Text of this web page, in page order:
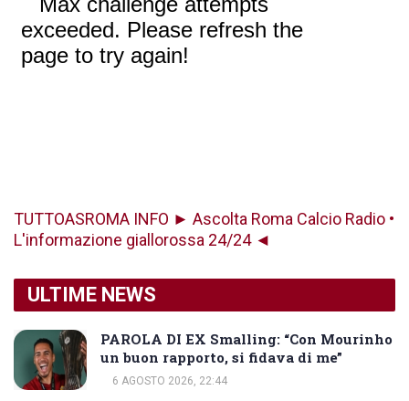
TUTTOASROMA INFO ► Ascolta Roma Calcio Radio •
L'informazione giallorossa 24/24 ◄
ULTIME NEWS
PAROLA DI EX Smalling: “Con Mourinho
un buon rapporto, si fidava di me”
6 AGOSTO 2026, 22:44